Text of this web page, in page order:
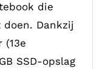
die
Dankzij
(13e
SSD-opslag